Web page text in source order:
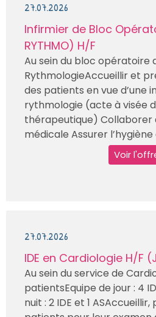
27.07.2026
Infirmier de Bloc
RYTHMO) H/F
Au sein du bloc opératoire
RythmologieAccueillir et
des patients en vue d’une
rythmologie (acte à visée
thérapeutique) Collaborer
médicale Assurer
Voir
27.07.2026
IDE en Cardiologie H/F
Au sein du service de
patientsEquipe de jour : 4
nuit : 2 IDE et 1